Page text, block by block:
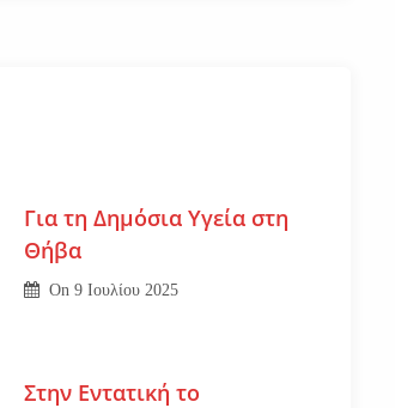
Για τη Δημόσια Υγεία στη
Θήβα
On9 Ιουλίου 2025
Στην Εντατική το